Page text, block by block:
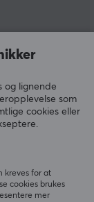
NY
og lignende
som
cookies eller
kreves for at
cookies brukes
mer